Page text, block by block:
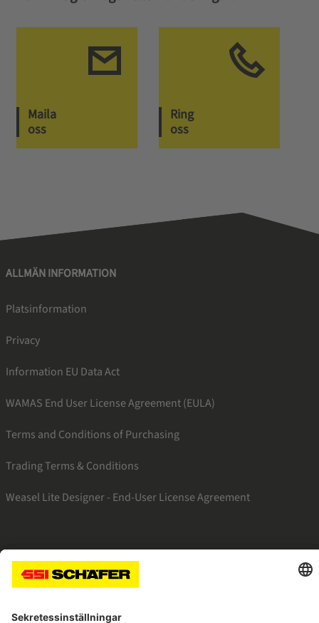
Maila
oss
Ring
oss
ALLMÄN INFORMATION
Platsinformation
Privacy
Information EU Data Act
WAMAS End User License Agreement (EULA)
Terms and Conditions of Purchasing
Trading Terms & Conditions
Weasel Lite Designer - End-User License Agreement
SSI instagramSSI linkedinSSI facebook